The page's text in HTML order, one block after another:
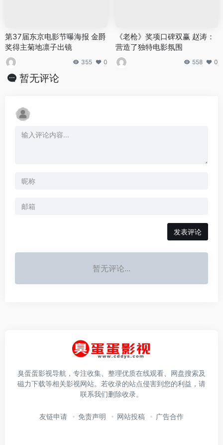
第37届东京电影节曝海报 金爵
奖得主菊地凛子出镜
355 0
《老枪》奖项口碑双赢 赵涛：
营造了独特电影氛围
558 0
暂无评论
发表评论
暂无评论...
臭蛋蛋影视导航，专注收集、整理优质在线观看、网盘搜索及
磁力下载等相关影视网站。若收录的站点侵害到您的利益，请
联系我们删除收录。
友链申请 免责声明 网站投稿 广告合作